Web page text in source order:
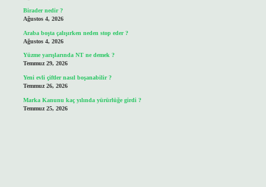
Birader nedir ?
Ağustos 4, 2026
Araba boşta çalışırken neden stop eder ?
Ağustos 4, 2026
Yüzme yarışlarında NT ne demek ?
Temmuz 29, 2026
Yeni evli çiftler nasıl boşanabilir ?
Temmuz 26, 2026
Marka Kanunu kaç yılında yürürlüğe girdi ?
Temmuz 25, 2026